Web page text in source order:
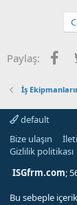
Paylaş:
İş
default
Bize ulaşın
Gizlilik politikası
ISGfrm.com;
Bu sebeple